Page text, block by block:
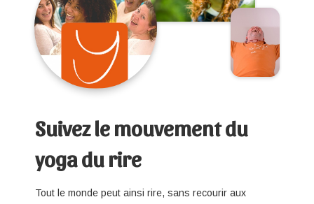
Suivez le mouvement du
yoga du rire
Tout le monde peut ainsi rire, sans recourir aux